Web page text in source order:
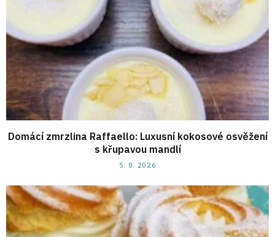
Domácí zmrzlina Raffaello: Luxusní kokosové osvěžení
s křupavou mandlí
5. 8. 2026